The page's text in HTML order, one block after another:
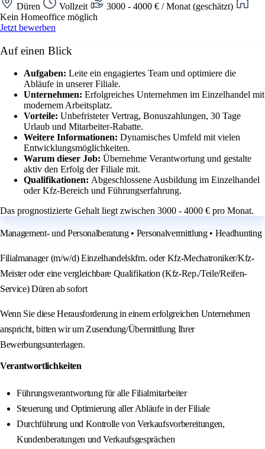
Düren Vollzeit
3000 - 4000 € / Monat (geschätzt)
Kein Homeoffice möglich
Jetzt bewerben
Auf einen Blick
Aufgaben: Leite ein engagiertes Team und optimiere die
Abläufe in unserer Filiale.
Unternehmen: Erfolgreiches Unternehmen im Einzelhandel mit
modernem Arbeitsplatz.
Vorteile: Unbefristeter Vertrag, Bonuszahlungen, 30 Tage
Urlaub und Mitarbeiter-Rabatte.
Weitere Informationen: Dynamisches Umfeld mit vielen
Entwicklungsmöglichkeiten.
Warum dieser Job: Übernehme Verantwortung und gestalte
aktiv den Erfolg der Filiale mit.
Qualifikationen: Abgeschlossene Ausbildung im Einzelhandel
oder Kfz-Bereich und Führungserfahrung.
Das prognostizierte Gehalt liegt zwischen 3000 - 4000 € pro Monat.
Management- und Personalberatung • Personalvermittlung • Headhunting
Filialmanager (m/w/d) Einzelhandelskfm. oder Kfz-Mechatroniker/Kfz-
Meister oder eine vergleichbare Qualifikation (Kfz-Rep./Teile/Reifen-
Service) Düren ab sofort
Wenn Sie diese Herausforderung in einem erfolgreichen Unternehmen
anspricht, bitten wir um Zusendung/Übermittlung Ihrer
Bewerbungsunterlagen.
Verantwortlichkeiten
Führungsverantwortung für alle Filialmitarbeiter
Steuerung und Optimierung aller Abläufe in der Filiale
Durchführung und Kontrolle von Verkaufsvorbereitungen,
Kundenberatungen und Verkaufsgesprächen